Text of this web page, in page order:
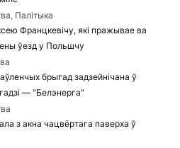
Палітыка
Францкевічу, які пражывае ва
ўезд у Польшчу
брыгад задзейнічана ў
— "Белэнерга"
з акна чацвёртага паверха ў